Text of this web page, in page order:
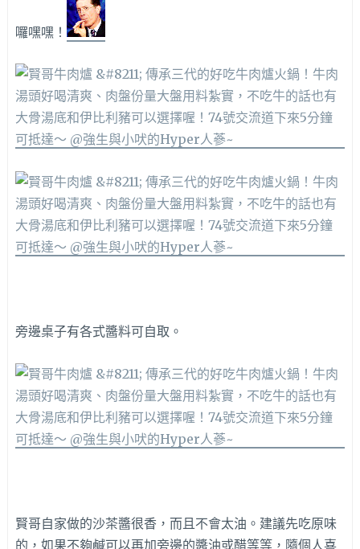
囉嘿嘿！
旁邊桌子有各式醬料可自取。
賢哥自家做的沙茶醬很香，而且不會太油。建議先吃原味
的，如果不夠鹹可以再加旁邊的醬油或醋等等，隨個人喜